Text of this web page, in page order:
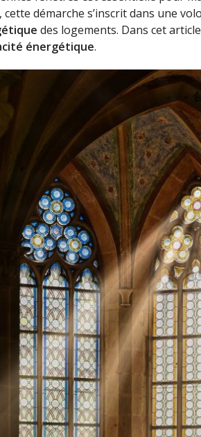
démarche s’inscrit dans une
des logements. Dans cet
énergétique.